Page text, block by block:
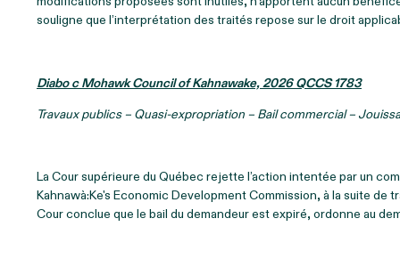
souligne que l’interprétation des traités repose sur le droit
Diabo c Mohawk Council of Kahnawake, 2026 QCCS 1783
Travaux publics – Quasi‑expropriation – Bail commercial –
La Cour supérieure du Québec rejette l’action intentée par un
Kahnawà:Ke's Economic Development Commission, à la suite de
Cour conclue que le bail du demandeur est expiré, ordonne au